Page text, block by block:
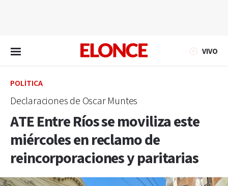
VIVO
POLÍTICA
Declaraciones de Oscar Muntes
ATE Entre Ríos se moviliza este
miércoles en reclamo de
reincorporaciones y paritarias